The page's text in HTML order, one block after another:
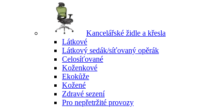
Kancelářské židle a křesla
Látkové
Látkový sedák/síťovaný opěrák
Celosíťované
Koženkové
Ekokůže
Kožené
Zdravé sezení
Pro nepřetržité provozy